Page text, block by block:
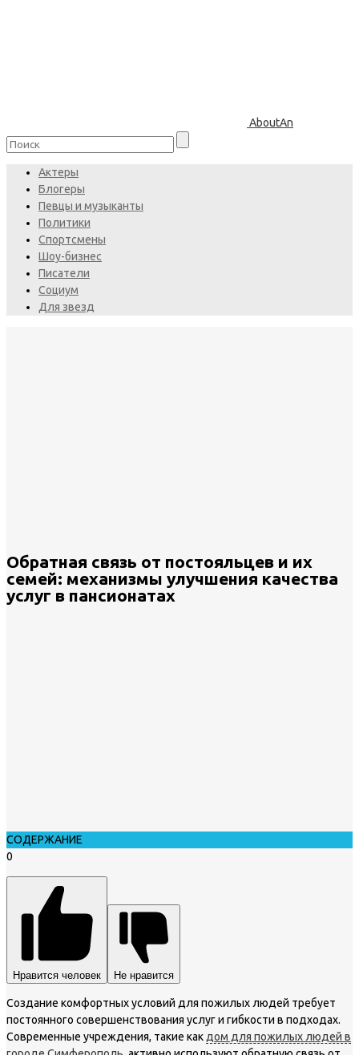
AboutAn
Актеры
Блогеры
Певцы и музыканты
Политики
Спортсмены
Шоу-бизнес
Писатели
Социум
Для звезд
Обратная связь от постояльцев и их
семей: механизмы улучшения качества
услуг в пансионатах
СОДЕРЖАНИЕ
0
Нравится человек Не нравится
Создание комфортных условий для пожилых людей требует
постоянного совершенствования услуг и гибкости в подходах.
Современные учреждения, такие как дом для пожилых людей в